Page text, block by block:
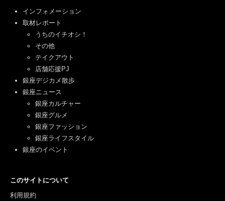
インフォメーション
取材レポート
うちのイチオシ！
その他
テイクアウト
店舗応援PJ
銀座デジカメ散歩
銀座ニュース
銀座カルチャー
銀座グルメ
銀座ファッション
銀座ライフスタイル
銀座のイベント
このサイトについて
利用規約